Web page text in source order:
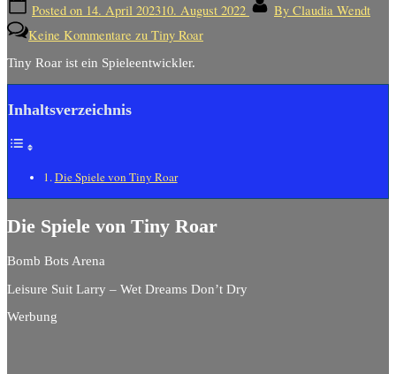
Posted on 14. April 202310. August 2022 By Claudia Wendt
Keine Kommentare zu Tiny Roar
Tiny Roar ist ein Spieleentwickler.
Inhaltsverzeichnis
Die Spiele von Tiny Roar
Die Spiele von Tiny Roar
Bomb Bots Arena
Leisure Suit Larry – Wet Dreams Don’t Dry
Werbung